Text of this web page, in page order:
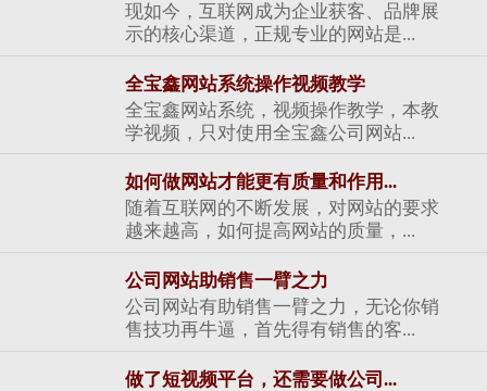
现如今，互联网成为企业获客、品牌展
示的核心渠道，正规专业的网站是...
全宝鑫网站系统操作视频教学
全宝鑫网站系统，视频操作教学，本教
学视频，只对使用全宝鑫公司网站...
如何做网站才能更有质量和作用...
随着互联网的不断发展，对网站的要求
越来越高，如何提高网站的质量，...
公司网站助销售一臂之力
公司网站有助销售一臂之力，无论你销
售技功再牛逼，首先得有销售的客...
做了短视频平台，还需要做公司...